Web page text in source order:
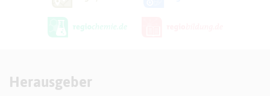
Herausgeber